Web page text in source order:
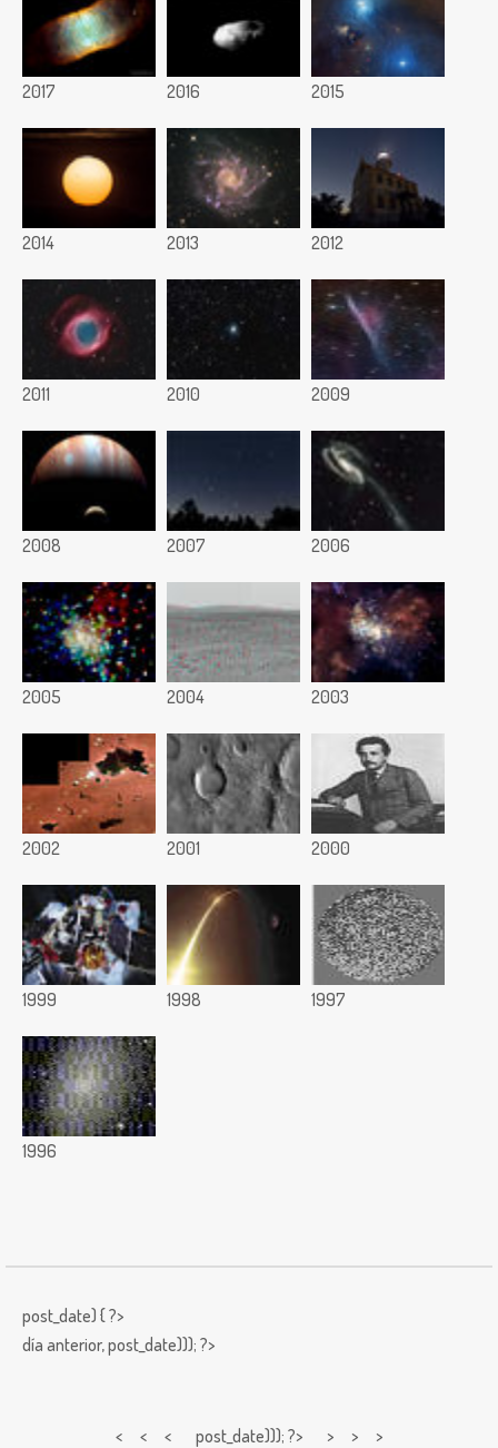
2017 2016 2015
2014 2013 2012
2011 2010 2009
2008 2007 2006
2005 2004 2003
2002 2001 2000
1999 1998 1997
1996
post_date) { ?>
día anterior,post_date))); ?>
< < < post_date))); ?> > > >